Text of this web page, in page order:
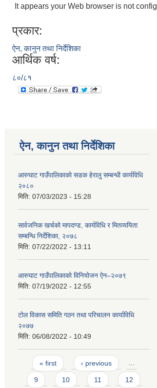
It appears your Web browser is not
प्रकार:
ऐन, कानुन तथा निर्देशिका
आर्थिक वर्ष:
८०/८१
ऐन, कानुन तथा निर्देशिका
आरुघाट गाउँपालिकाको सडक हेरालु सम्बन्धी कार्यविधि
२०८०
मिति: 07/03/2023 - 15:28
सार्वजनिक खर्चको मापदण्ड, कार्यविधि र मितव्ययिता
सम्बन्धि निर्देशिका, २०७८
मिति: 07/22/2022 - 13:11
आरुघाट गाउँपालिकाको विनियोजन ऐन–२०७९
मिति: 07/19/2022 - 12:55
टोल विकास समिति गठन तथा परिचालन कार्याविधि
२०७७
मिति: 06/08/2022 - 10:49
Pages
« first ‹ previous …
9 10 11 12